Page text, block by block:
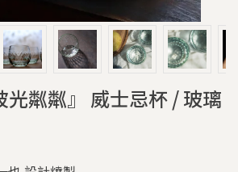
光粼粼』 威士忌杯 / 玻璃